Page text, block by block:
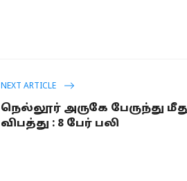
NEXT ARTICLE
நெல்லூர் அருகே பேருந்து
விபத்து : 8 பேர் பலி